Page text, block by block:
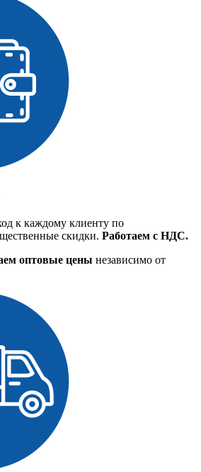
к каждому клиенту по
скидки. Работаем с НДС.
оптовые цены независимо от